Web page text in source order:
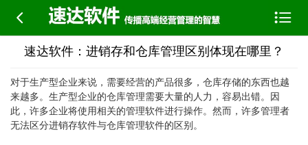
 
速达软件：进销存和仓库管理区别体现在哪里？
对于生产型企业来说，需要经营的产品很多，仓库存储的东西也越
来越多。生产型企业的仓库管理需要大量的人力，容易出错。因
此，许多企业将使用相关的管理软件进行操作。然而，许多管理者
无法区分进销存软件与仓库管理软件的区别。